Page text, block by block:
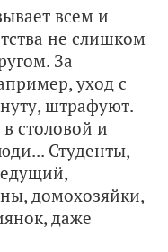
всем и
не слишком
За
уход с
штрафуют.
столовой и
Студенты,
домохозяйки,
даже